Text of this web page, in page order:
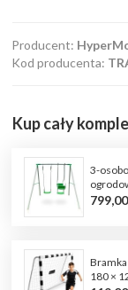
Kod producenta:
Producent:
Kup cały
3-
799,00
180 ×